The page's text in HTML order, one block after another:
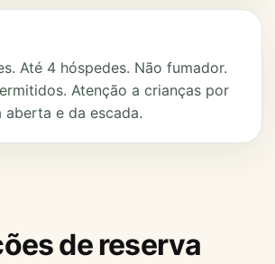
Até 4 hóspedes. Não fumador.
Atenção a crianças por
aberta e da escada.
de reserva